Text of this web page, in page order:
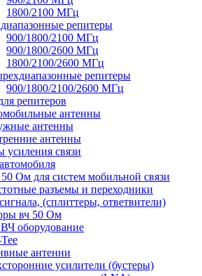
1800/2100 МГц
репитеры
900/1800/2100 МГц
900/1800/2600 МГц
1800/2100/2600 МГц
репитеры
900/1800/2100/2600 МГц
репитеров
антенны
антенны
антенны
усиления связи
Ом для систем мобильной связи
разъемы и переходники
(сплиттеры, ответвители)
вч 50 Ом
оборудование
антенни
усилители (бустеры)